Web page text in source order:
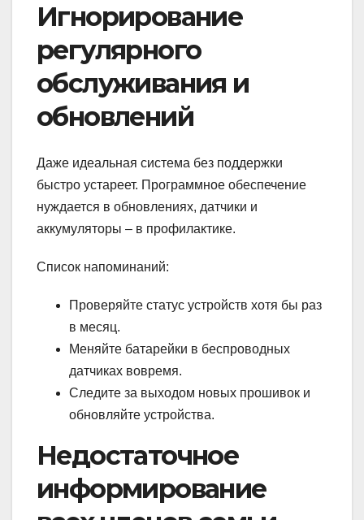
Игнорирование
регулярного
обслуживания и
обновлений
Даже идеальная система без поддержки
быстро устареет. Программное обеспечение
нуждается в обновлениях, датчики и
аккумуляторы – в профилактике.
Список напоминаний:
Проверяйте статус устройств хотя бы раз
в месяц.
Меняйте батарейки в беспроводных
датчиках вовремя.
Следите за выходом новых прошивок и
обновляйте устройства.
Недостаточное
информирование